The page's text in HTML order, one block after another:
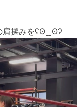
肩揉みをʕʘ‿ʘʔ